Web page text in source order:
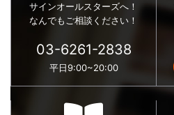
サインオールスターズへ！
なんでもご相談ください！
03-6261-2838
平日9:00~20:00